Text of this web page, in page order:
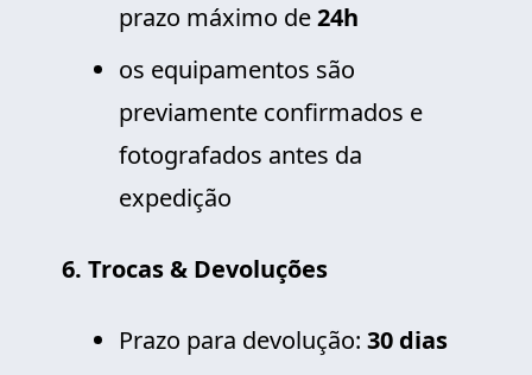
prazo máximo de24h
os equipamentos são
previamente confirmados e
fotografados antes da
expedição
6. Trocas & Devoluções
Prazo para devolução: 30 dias